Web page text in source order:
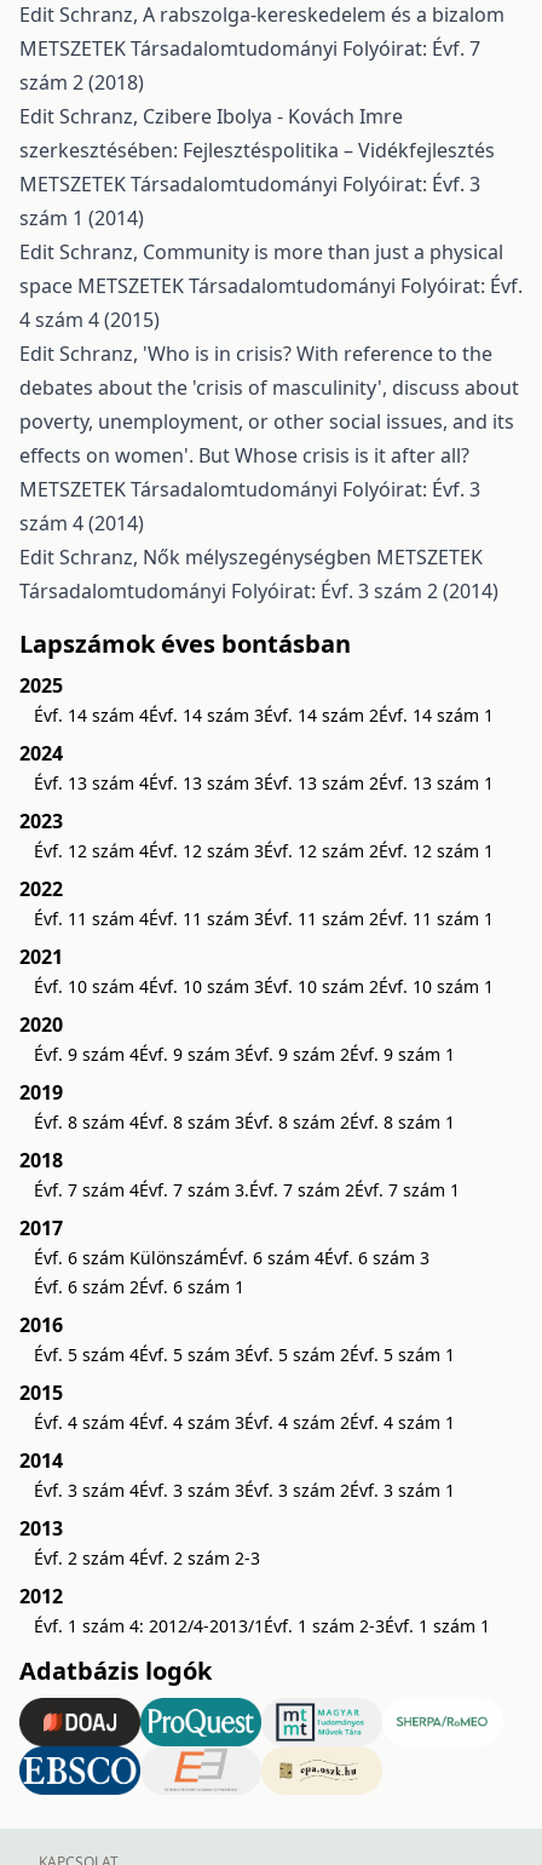
Edit Schranz, A rabszolga-kereskedelem és a bizalom
METSZETEK Társadalomtudományi Folyóirat: Évf. 7
szám 2 (2018)
Edit Schranz, Czibere Ibolya - Kovách Imre
szerkesztésében: Fejlesztéspolitika – Vidékfejlesztés
METSZETEK Társadalomtudományi Folyóirat: Évf. 3
szám 1 (2014)
Edit Schranz, Community is more than just a physical
space METSZETEK Társadalomtudományi Folyóirat: Évf.
4 szám 4 (2015)
Edit Schranz, 'Who is in crisis? With reference to the
debates about the 'crisis of masculinity', discuss about
poverty, unemployment, or other social issues, and its
effects on women'. But Whose crisis is it after all?
METSZETEK Társadalomtudományi Folyóirat: Évf. 3
szám 4 (2014)
Edit Schranz, Nők mélyszegénységben METSZETEK
Társadalomtudományi Folyóirat: Évf. 3 szám 2 (2014)
Lapszámok éves bontásban
2025
Évf. 14 szám 4Évf. 14 szám 3Évf. 14 szám 2Évf. 14 szám 1
2024
Évf. 13 szám 4Évf. 13 szám 3Évf. 13 szám 2Évf. 13 szám 1
2023
Évf. 12 szám 4Évf. 12 szám 3Évf. 12 szám 2Évf. 12 szám 1
2022
Évf. 11 szám 4Évf. 11 szám 3Évf. 11 szám 2Évf. 11 szám 1
2021
Évf. 10 szám 4Évf. 10 szám 3Évf. 10 szám 2Évf. 10 szám 1
2020
Évf. 9 szám 4Évf. 9 szám 3Évf. 9 szám 2Évf. 9 szám 1
2019
Évf. 8 szám 4Évf. 8 szám 3Évf. 8 szám 2Évf. 8 szám 1
2018
Évf. 7 szám 4Évf. 7 szám 3.Évf. 7 szám 2Évf. 7 szám 1
2017
Évf. 6 szám KülönszámÉvf. 6 szám 4Évf. 6 szám 3
Évf. 6 szám 2Évf. 6 szám 1
2016
Évf. 5 szám 4Évf. 5 szám 3Évf. 5 szám 2Évf. 5 szám 1
2015
Évf. 4 szám 4Évf. 4 szám 3Évf. 4 szám 2Évf. 4 szám 1
2014
Évf. 3 szám 4Évf. 3 szám 3Évf. 3 szám 2Évf. 3 szám 1
2013
Évf. 2 szám 4Évf. 2 szám 2-3
2012
Évf. 1 szám 4: 2012/4-2013/1 Évf. 1 szám 2-3Évf. 1 szám 1
Adatbázis logók